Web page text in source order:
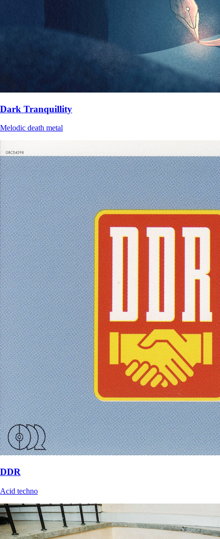
Dark Tranquillity
Melodic death metal
DDR
Acid techno